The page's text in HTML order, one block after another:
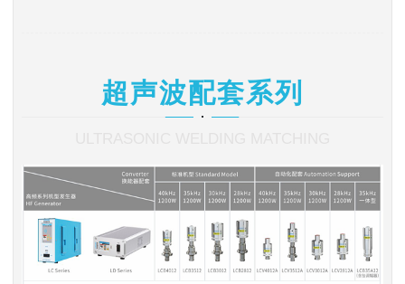
超声波配套系列